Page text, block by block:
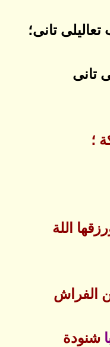
تانى؛
تانى
؛
اللة
الفراش
شنودة